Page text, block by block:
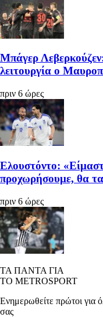
Μπάγερ
λειτουργία ο
πριν 6 ώρες
Ελουστόντο:
προχωρήσουμε, θα
πριν 6 ώρες
ΤΑ ΠΑΝΤΑ ΓΙΑ
ΤΟ METROSPORT
Ενημερωθείτε πρώτοι για
σας